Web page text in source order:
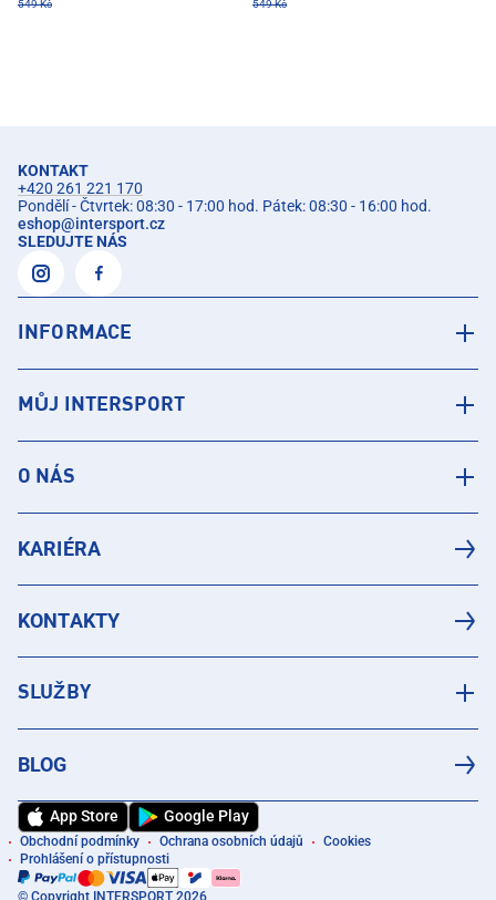
549 Kč 549 Kč
KONTAKT
+420 261 221 170
Pondělí - Čtvrtek: 08:30 - 17:00 hod. Pátek: 08:30 - 16:00 hod.
eshop@intersport.cz
SLEDUJTE NÁS
INFORMACE
MŮJ INTERSPORT
O NÁS
KARIÉRA
KONTAKTY
SLUŽBY
BLOG
App Store Google Play
Obchodní podmínky Ochrana osobních údajů
Cookies
Prohlášení o přístupnosti